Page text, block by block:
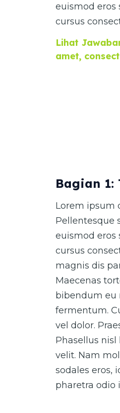
euismod eros
cursus
Lihat
amet,
Bagian 1:
Lorem ipsum
Pellentesque
euismod eros
cursus
magnis dis
Maecenas
bibendum eu
fermentum.
vel dolor.
Phasellus
velit. Nam
sodales eros,
pharetra odio